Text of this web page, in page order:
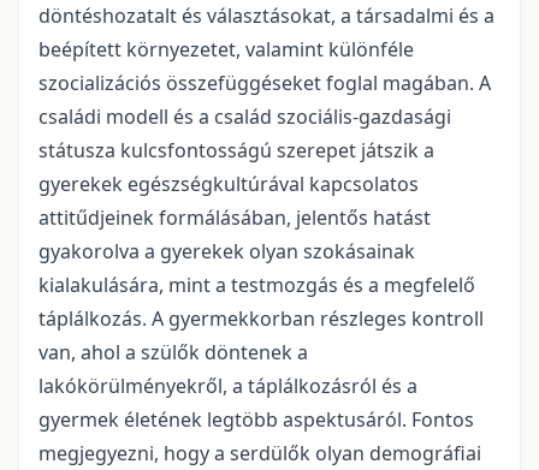
döntéshozatalt és választásokat, a társadalmi és a
beépített környezetet, valamint különféle
szocializációs összefüggéseket foglal magában. A
családi modell és a család szociális-gazdasági
státusza kulcsfontosságú szerepet játszik a
gyerekek egészségkultúrával kapcsolatos
attitűdjeinek formálásában, jelentős hatást
gyakorolva a gyerekek olyan szokásainak
kialakulására, mint a testmozgás és a megfelelő
táplálkozás. A gyermekkorban részleges kontroll
van, ahol a szülők döntenek a
lakókörülményekről, a táplálkozásról és a
gyermek életének legtöbb aspektusáról. Fontos
megjegyezni, hogy a serdülők olyan demográfiai